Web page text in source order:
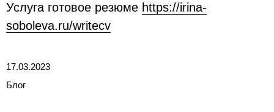
Услуга готовое резюме https://irina-
soboleva.ru/writecv
17.03.2023
Блог